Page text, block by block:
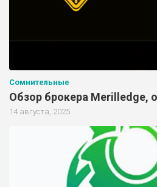
Сомнительные
Обзор брокера Merilledge,
14 августа, 2025